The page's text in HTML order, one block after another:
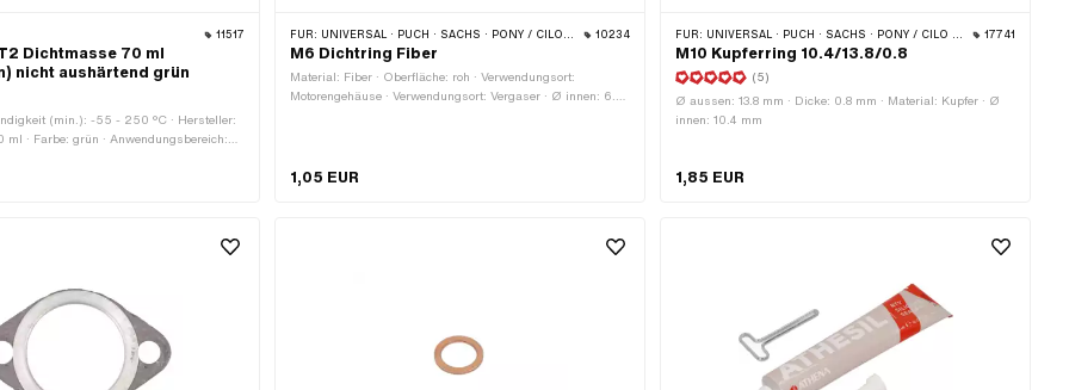
11517
Dichtmasse 70 ml
nicht aushärtend grün
(min.): -55 - 250 °C · Hersteller:
ml · Farbe: grün · Anwendungsbereich:
(max.): 0.2 mm
FÜR: UNIVERSAL · PUCH · SACHS · PONY / CILO (BETA 521 & 512) 10234
M6 Dichtring Fiber
Material: Fiber · Oberfläche: roh · Verwendungsort:
Motorengehäuse · Verwendungsort: Vergaser · Ø innen: 6.4
1,05 EUR
FÜR: UNIVERSAL · PUCH · SACHS · PONY / CILO (BETA 521 & 512) 17741
M10 Kupferring 10.4/13.8/0.8
(5)
Ø aussen: 13.8 mm · Dicke: 0.8 mm · Material: Kupfer · Ø
innen: 10.4 mm
1,85 EUR